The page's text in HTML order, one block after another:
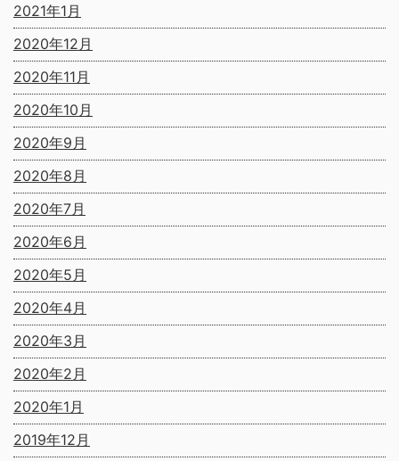
2021年1月
2020年12月
2020年11月
2020年10月
2020年9月
2020年8月
2020年7月
2020年6月
2020年5月
2020年4月
2020年3月
2020年2月
2020年1月
2019年12月